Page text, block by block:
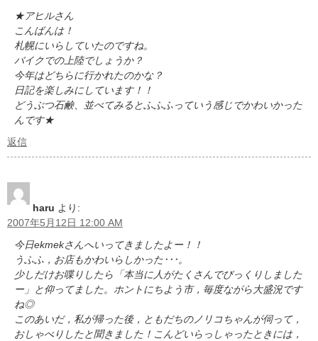
★アヒルさん
こんばんは！
札幌にいらしていたのですね。
バイクでの上陸でしょうか？
今年はどちらに行かれたのかな？
日記を楽しみにしています！！
どうぶつ石鹸、並べてみるとふふふっていう感じでかわいかった
んです★
返信
haru より:
2007年5月12日 12:00 AM
今日ekmekさんへいってきましたよー！！
うふふ，お店もかわいらしかった･･･。
少しだけお喋りしたら「本当に人がたくさんでびっくりしました
ー」と仰ってました。ホントにちよう市，毎度ながら大盛況です
ね◎
このあいだ，私が帰った後，ともだちのノリコちゃんが伺って，
おしゃべりしたと聞きました！こんどいらっしゃったときには，